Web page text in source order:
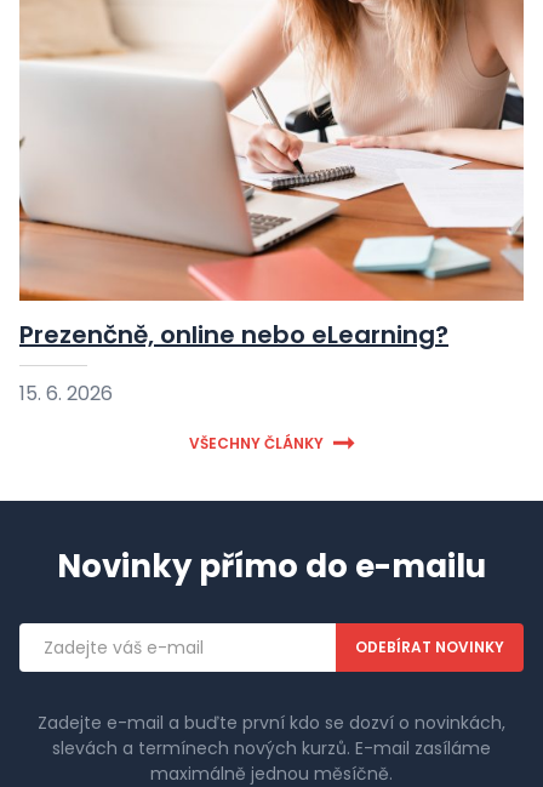
Prezenčně, online nebo eLearning?
15. 6. 2026
VŠECHNY ČLÁNKY
Novinky přímo do e-mailu
Emailová
adresa
Zadejte e-mail a buďte první kdo se dozví o novinkách,
slevách a termínech nových kurzů. E-mail zasíláme
maximálně jednou měsíčně.